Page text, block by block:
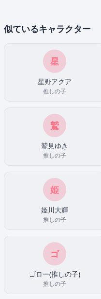
似ているキャラクター
星
星野アクア
推しの子
鷲
鷲見ゆき
推しの子
姫
姫川大輝
推しの子
ゴ
ゴロー(推しの子)
推しの子